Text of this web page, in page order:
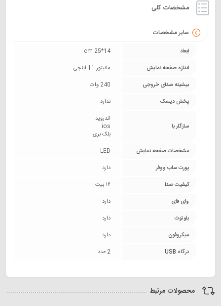
مشخصات کلی
سایر مشخصات
ابعاد
14*25 cm
اندازه صفحه نمایش
مانیتور 11 اینچی
بیشینه صدای خروجی
240 وات
پخش دیسک
ندارد
سازگار با
اندروید
ios
بلک بری
مشخصات صفحه نمایش
LED
پورت ساب ووفر
دارد
کیفیت صدا
۱۶ بیت
وای فای
دارد
بلوتوث
دارد
میکروفون
دارد
درگاه USB
2 عدد
محصولات مرتبط